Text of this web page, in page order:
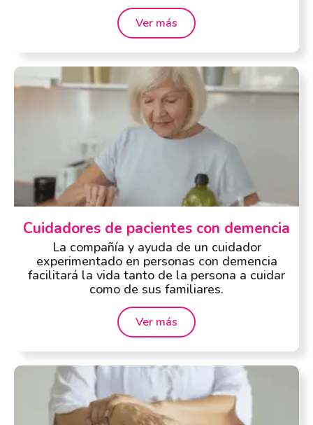
Ver más
Cuidadores de pacientes con demencia
La compañía y ayuda de un cuidador
experimentado en personas con demencia
facilitará la vida tanto de la persona a cuidar
como de sus familiares.
Ver más